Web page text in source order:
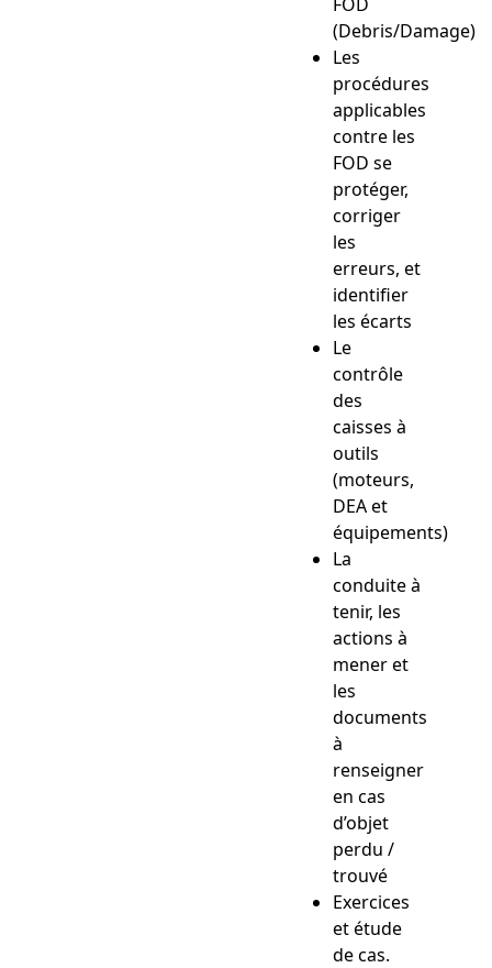
(Debris/Damage)
Les
procédures
applicables
contre les
FOD se
protéger,
corriger
les
erreurs, et
identifier
les écarts
Le
contrôle
des
caisses à
outils
(moteurs,
DEA et
équipements)
La
conduite à
tenir, les
actions à
mener et
les
documents
à
renseigner
en cas
d’objet
perdu /
trouvé
Exercices
et étude
de cas.